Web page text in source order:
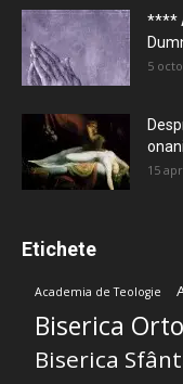
****
5
15
Etichete
Academia de Teologie
Biserica
Biserica